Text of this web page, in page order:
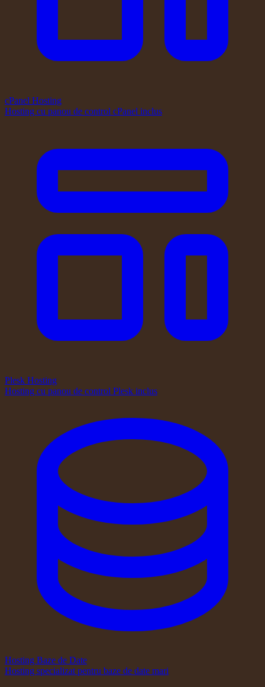
cPanel Hosting
Hosting cu panou de control cPanel inclus
Plesk Hosting
Hosting cu panou de control Plesk inclus
Hosting Baze de Date
Hosting specializat pentru baze de date mari